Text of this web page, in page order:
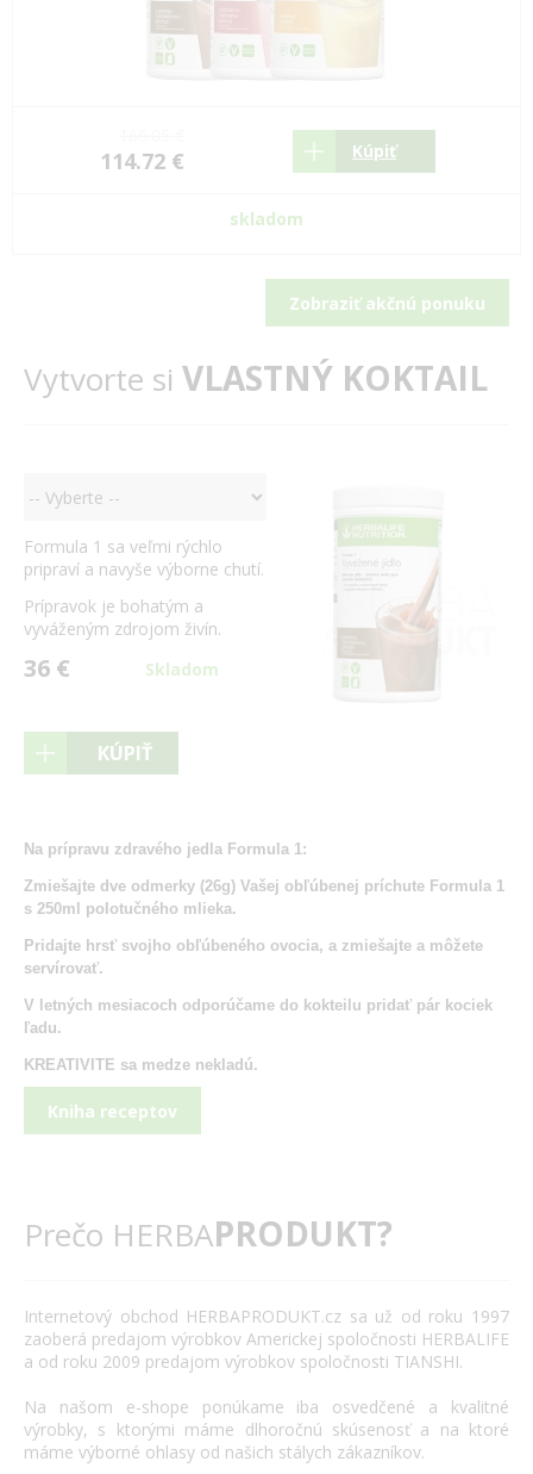
114.72 € Kúpiť
skladom
Zobraziť akčnú ponuku
Vytvorte si VLASTNÝ KOKTAIL
Formula 1 sa veľmi rýchlo
pripraví a navyše výborne chutí.
Prípravok je bohatým a
vyváženým zdrojom živín.
36 € Skladom
KÚPIŤ
Na prípravu zdravého jedla Formula 1:
Zmiešajte dve odmerky (26g) Vašej obľúbenej príchute Formula 1
s 250ml polotučného mlieka.
Pridajte hrsť svojho obľúbeného ovocia, a zmiešajte a môžete
servírovať.
V letných mesiacoch odporúčame do kokteilu pridať pár kociek
ľadu.
KREATIVITE sa medze nekladú.
Kniha receptov
Prečo HERBAPRODUKT?
Internetový obchod HERBAPRODUKT.cz sa už od roku 1997
zaoberá predajom výrobkov Americkej spoločnosti HERBALIFE
a od roku 2009 predajom výrobkov spoločnosti TIANSHI.
Na našom
e-shope ponúkame iba osvedčené a
kvalitné
výrobky, s ktorými máme dlhoročnú skúsenosť a na ktoré
máme výborné ohlasy od našich stálych zákazníkov.